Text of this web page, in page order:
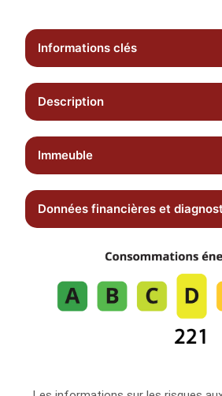
Informations clés
Description
Immeuble
Données financières et